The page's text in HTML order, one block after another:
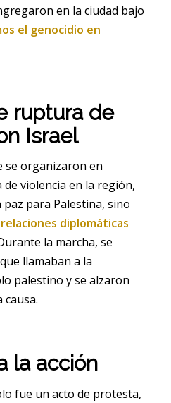
en la ciudad bajo
el genocidio en
ruptura de
Israel
se organizaron en
de violencia en la región,
para Palestina, sino
diplomáticas
la marcha, se
llamaban a la
palestino y se alzaron
causa.
la acción
fue un acto de protesta,